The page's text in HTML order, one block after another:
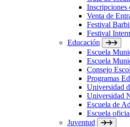
Inscripciones
Venta de
Festival
Festival
Educación
Escuela
Escuela
Consejo
Programas
Universidad
Universidad
Escuela de
Escuela
Juventud